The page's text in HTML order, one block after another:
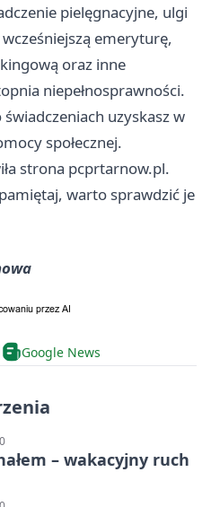
pielęgnacyjne, ulgi
emeryturę,
oraz inne
niepełnosprawności.
uzyskasz w
społecznej.
strona pcprtarnow.pl.
warto sprawdzić je
Google News
– wakacyjny ruch